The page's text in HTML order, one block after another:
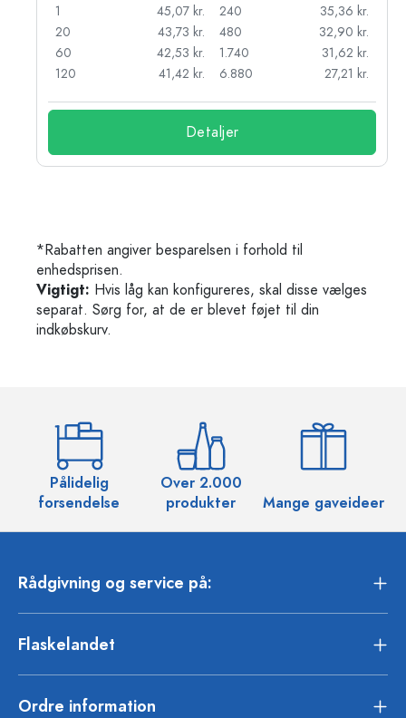
1
45,07 kr.
20
43,73 kr.
60
42,53 kr.
120
41,42 kr.
240
35,36 kr.
480
32,90 kr.
1.740
31,62 kr.
6.880
27,21 kr.
Detaljer
*Rabatten angiver besparelsen i forhold til
enhedsprisen.
Vigtigt: Hvis låg kan konfigureres, skal disse vælges
separat. Sørg for, at de er blevet føjet til din
indkøbskurv.
Pålidelig
forsendelse
Over 2.000
produkter
Mange gaveideer
Rådgivning og service på:
Flaskelandet
Ordre information